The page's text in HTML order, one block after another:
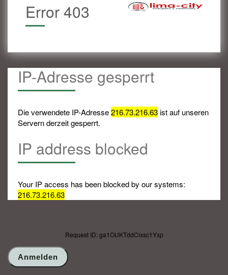
Error 403
IP-Adresse gesperrt
Die verwendete IP-Adresse216.73.216.63ist auf unseren
Servern derzeit gesperrt.
IP address blocked
Your IP access has been blocked by our systems:
216.73.216.63
Request ID: ga1OUKTddCixsc1Yxp